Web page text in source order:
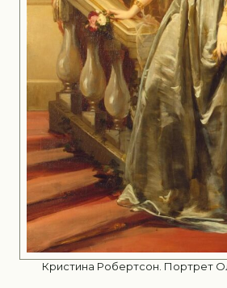
Кристина Робертсон. Портрет